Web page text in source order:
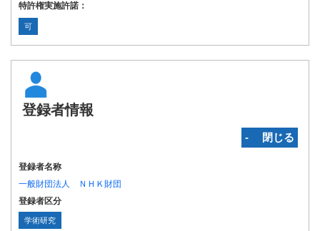
特許権実施許諾：
可
登録者情報
‐ 閉じる
登録者名称
一般財団法人 ＮＨＫ財団
登録者区分
学術研究